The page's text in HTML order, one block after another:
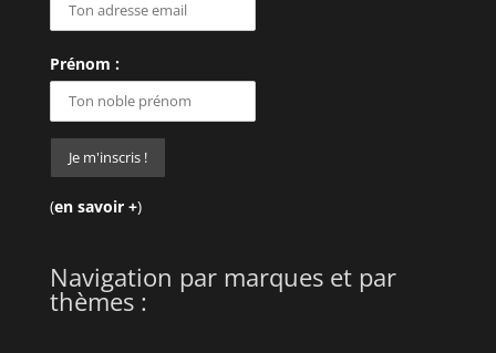
Prénom :
(en savoir +)
Navigation par marques et par
thèmes :